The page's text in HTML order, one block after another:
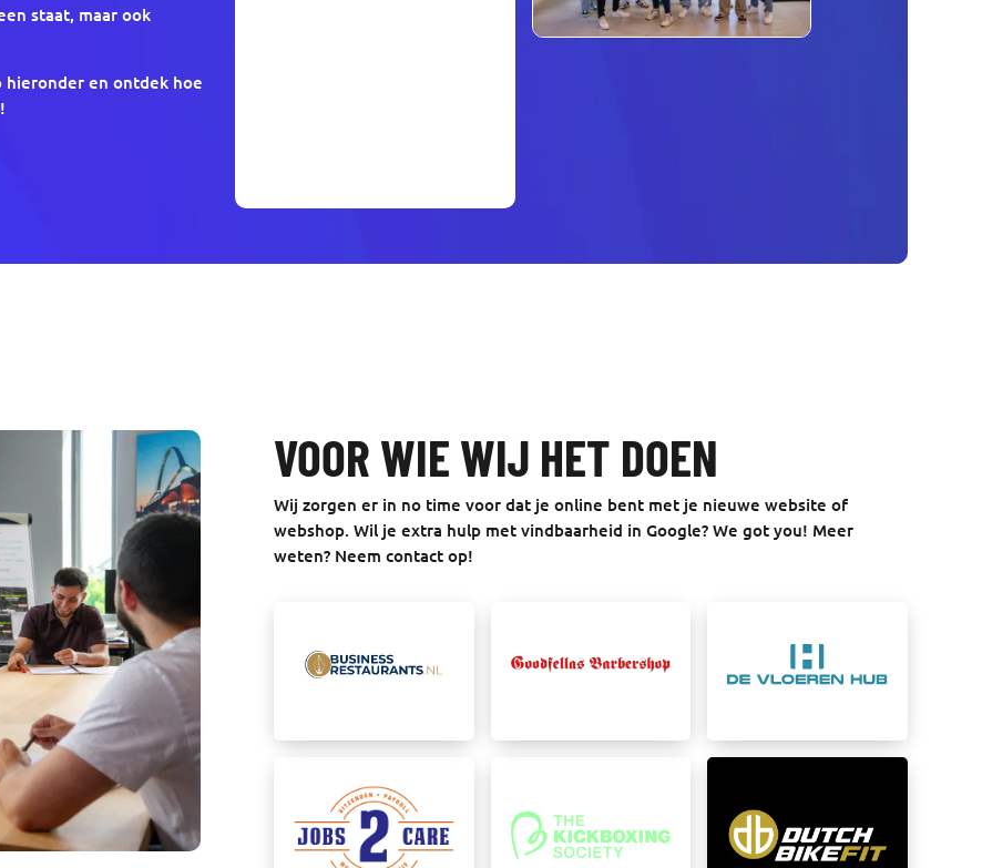
staat, maar ook
hieronder en ontdek hoe
VOOR WIE WIJ HET DOEN
Wij zorgen er in no time voor dat je online bent met je nieuwe website of
webshop. Wil je extra hulp met vindbaarheid in Google? We got you! Meer
weten? Neem contact op!